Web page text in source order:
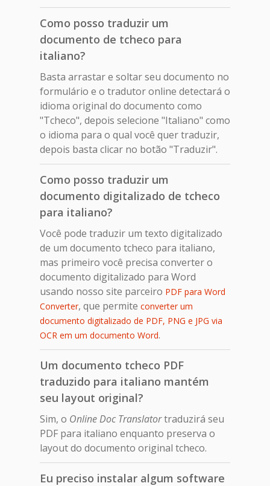
Como posso traduzir um
documento de tcheco para
italiano?
Basta arrastar e soltar seu documento no
formulário e o tradutor online detectará o
idioma original do documento como
"Tcheco", depois selecione "Italiano" como
o idioma para o qual você quer traduzir,
depois basta clicar no botão "Traduzir".
Como posso traduzir um
documento digitalizado de tcheco
para italiano?
Você pode traduzir um texto digitalizado
de um documento tcheco para italiano,
mas primeiro você precisa converter o
documento digitalizado para Word
usando nosso site parceiro PDF para Word
Converter, que permite converter um
documento digitalizado de PDF, PNG e JPG via
OCR em um documento Word.
Um documento tcheco PDF
traduzido para italiano mantém
seu layout original?
Sim, o Online Doc Translatortraduzirá seu
PDF para italiano enquanto preserva o
layout do documento original tcheco.
Eu preciso instalar algum software